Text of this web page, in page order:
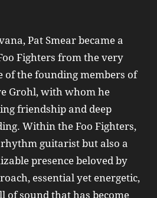
Pat Smear became a
Fighters from the very
of the founding members of
Grohl, with whom he
friendship and deep
Within the Foo Fighters,
guitarist but also a
presence beloved by
essential yet energetic,
of sound that has become